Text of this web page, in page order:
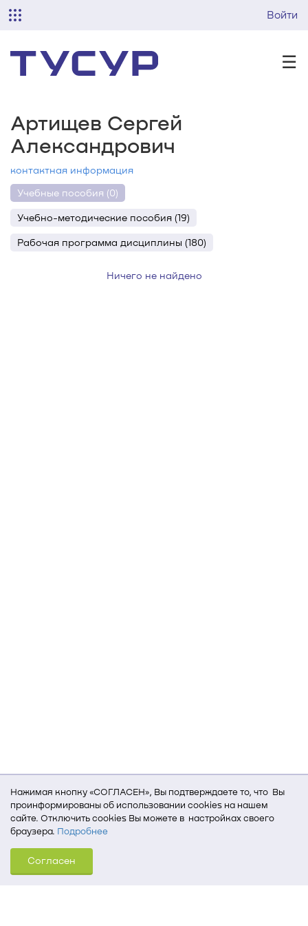
Войти
☰
Нажимая кнопку «СОГЛАСЕН», Вы подтверждаете то, что Вы
проинформированы об использовании cookies на нашем
сайте. Отключить cookies Вы можете в настройках своего
браузера. Подробнее
Для того, чтобы мы могли качественно предоставить Вам
услуги, мы используем cookies, которые сохраняются
на Вашем компьютере (Сведения о местоположении; ip-адрес;
Согласен
Артищев Сергей
Александрович
контактная информация
Учебные пособия (0)
Учебно-методические пособия (19)
Рабочая программа дисциплины (180)
Ничего не найдено